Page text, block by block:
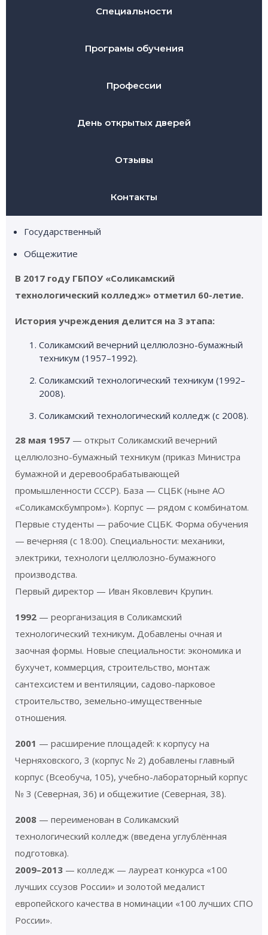
Специальности
Програмы обучения
Профессии
День открытых дверей
Отзывы
Контакты
Государственный
Общежитие
В 2017 году ГБПОУ «Соликамский
технологический колледж» отметил 60-летие.
История учреждения делится на 3 этапа:
Соликамский вечерний целлюлозно-бумажный
техникум (1957–1992).
Соликамский технологический техникум (1992–
2008).
Соликамский технологический колледж (с 2008).
28 мая 1957 — открыт Соликамский вечерний
целлюлозно-бумажный техникум (приказ Министра
бумажной и деревообрабатывающей
промышленности СССР). База — СЦБК (ныне АО
«Соликамскбумпром»). Корпус — рядом с комбинатом.
Первые студенты — рабочие СЦБК. Форма обучения
— вечерняя (с 18:00). Специальности: механики,
электрики, технологи целлюлозно-бумажного
производства.
Первый директор — Иван Яковлевич Крупин.
1992 — реорганизация в Соликамский
технологический техникум. Добавлены очная и
заочная формы. Новые специальности: экономика и
бухучет, коммерция, строительство, монтаж
сантехсистем и вентиляции, садово-парковое
строительство, земельно-имущественные
отношения.
2001 — расширение площадей: к корпусу на
Черняховского, 3 (корпус № 2) добавлены главный
корпус (Всеобуча, 105), учебно-лабораторный корпус
№ 3 (Северная, 36) и общежитие (Северная, 38).
2008 — переименован в Соликамский
технологический колледж (введена углублённая
подготовка).
2009–2013 — колледж — лауреат конкурса «100
лучших ссузов России» и золотой медалист
европейского качества в номинации «100 лучших СПО
России».